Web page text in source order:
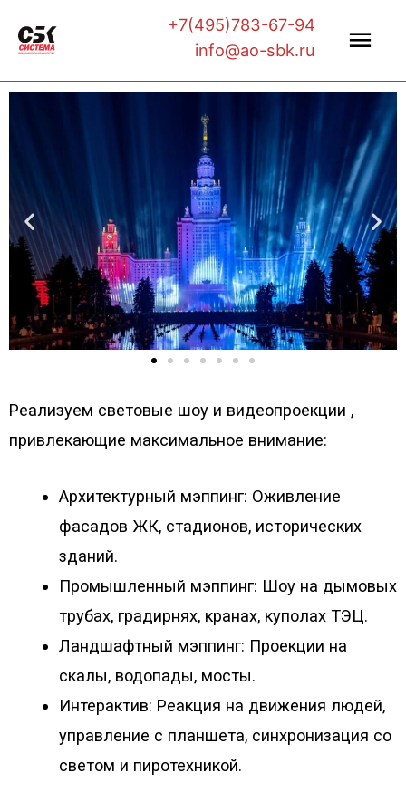
+7(495)783-67-94
info@ao-sbk.ru
Реализуем световые шоу и видеопроекции ,
привлекающие максимальное внимание:
Архитектурный мэппинг: Оживление
фасадов ЖК, стадионов, исторических
зданий.
Промышленный мэппинг: Шоу на дымовых
трубах, градирнях, кранах, куполах ТЭЦ.
Ландшафтный мэппинг: Проекции на
скалы, водопады, мосты.
Интерактив: Реакция на движения людей,
управление с планшета, синхронизация со
светом и пиротехникой.